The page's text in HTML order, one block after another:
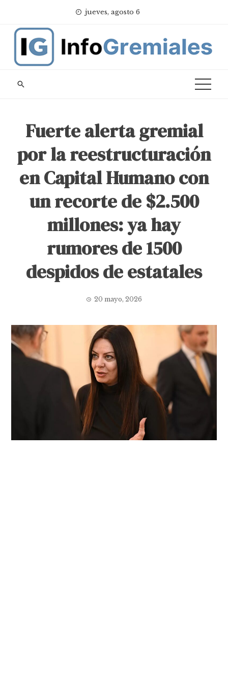
content
jueves, agosto 6
Fuerte alerta gremial
por la reestructuración
en Capital Humano con
un recorte de $2.500
millones: ya hay
rumores de 1500
despidos de estatales
20 mayo, 2026